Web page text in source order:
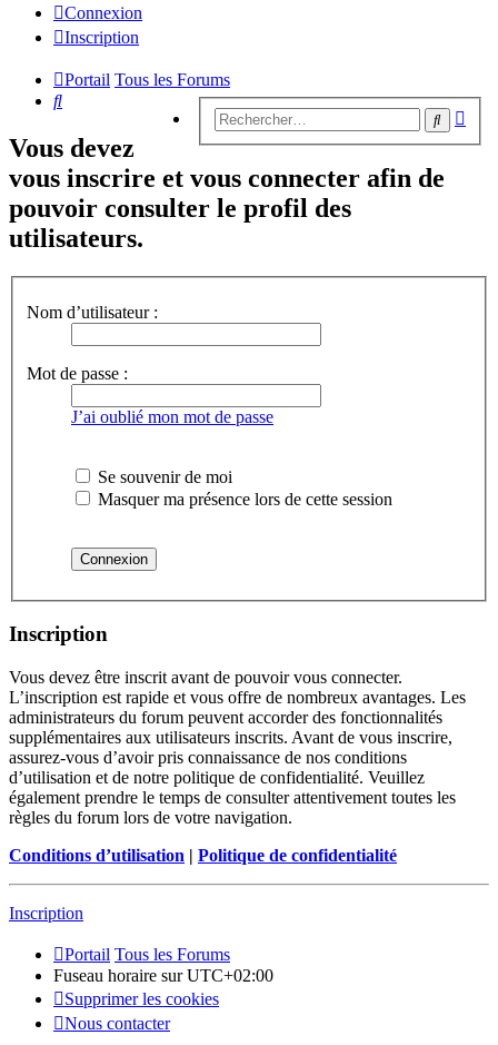
Connexion
Inscription
Portail Tous les Forums
Rechercher
Vous devez
vous inscrire et vous connecter afin de
pouvoir consulter le profil des
utilisateurs.
Nom d’utilisateur :
Mot de passe :
J’ai oublié mon mot de passe
Se souvenir de moi
Masquer ma présence lors de cette session
Inscription
Vous devez être inscrit avant de pouvoir vous connecter.
L’inscription est rapide et vous offre de nombreux avantages. Les
administrateurs du forum peuvent accorder des fonctionnalités
supplémentaires aux utilisateurs inscrits. Avant de vous inscrire,
assurez-vous d’avoir pris connaissance de nos conditions
d’utilisation et de notre politique de confidentialité. Veuillez
également prendre le temps de consulter attentivement toutes les
règles du forum lors de votre navigation.
Conditions d’utilisation | Politique de confidentialité
Inscription
Portail Tous les Forums
Fuseau horaire surUTC+02:00
Supprimer les cookies
Nous contacter